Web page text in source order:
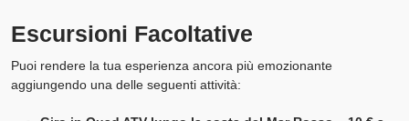
Escursioni Facoltative
Puoi rendere la tua esperienza ancora più emozionante
aggiungendo una delle seguenti attività: